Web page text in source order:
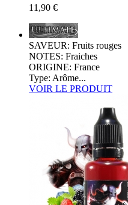
11,90 €
SAVEUR: Fruits rouges
NOTES: Fraiches
ORIGINE: France
Type: Arôme...
VOIR LE PRODUIT